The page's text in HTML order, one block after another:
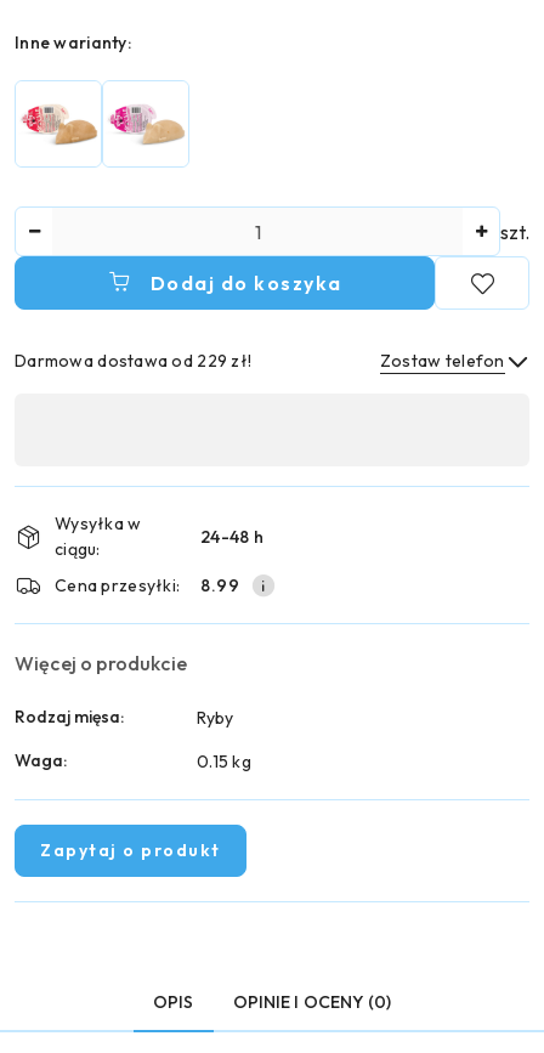
Wariant
Inne warianty:
szt.
Dodaj do koszyka
Darmowa dostawa od 229 zł! Zostaw telefon
płatność
dostawa
Wysyłka w
ciągu:
24-48 h
Cena przesyłki: 8.99
Więcej o produkcie
Rodzaj mięsa:
Ryby
Waga:
0.15 kg
Zapytaj o produkt
OPIS OPINIE I OCENY (0)